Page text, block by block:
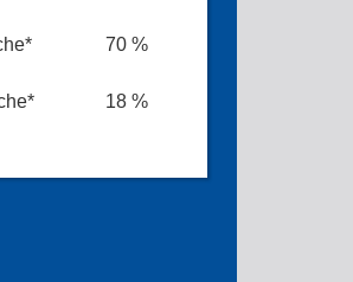
70 %
18 %